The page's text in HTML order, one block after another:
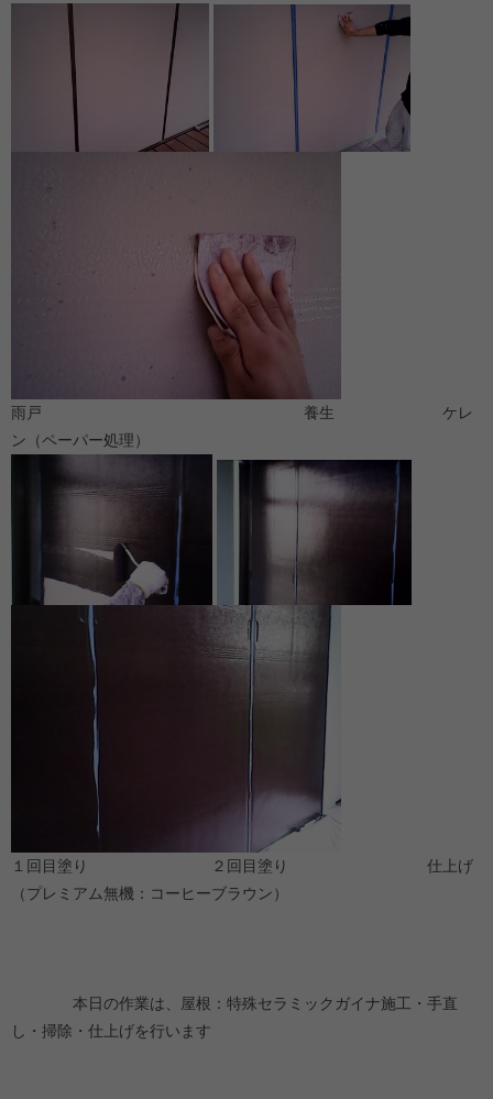
雨戸 養生 ケレ
ン（ペーパー処理）
１回目塗り ２回目塗り 仕上げ
（プレミアム無機：コーヒーブラウン）
本日の作業は、屋根：特殊セラミックガイナ施工・手直
し・掃除・仕上げを行います